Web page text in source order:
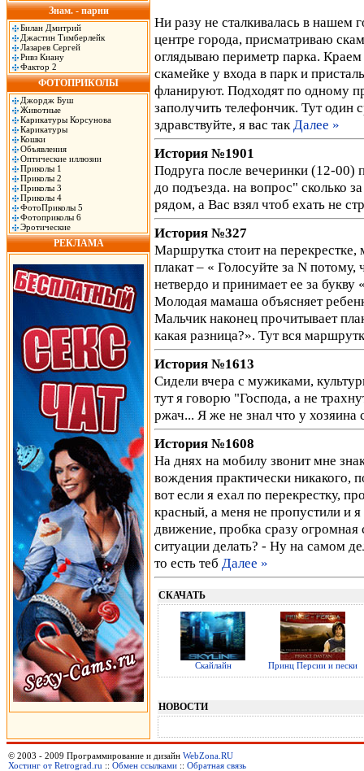
Знам. - парни
Билан Дмитрий
Джастин Тимберлейк
Лазарев Сергей
Ривз Киану
Фактор 2
ФОТОПРИКОЛЫ
Джордж Буш
Животные
Карикатуры Корсунова
Карикатуры
Кошки
Объявления
Оптические иллюзии
Приколы 1
Приколы 2
Приколы 3
Приколы 4
ФотоПриколы 5
Фотоприколы 6
Эротические
РЕКЛАМА
Ни разу не сталкивалась в нашем
центре города, присматриваю
оглядываю периметр парка.
скамейке у входа в парк и
фланируют. Подходят по одному
заполучить телефончик. Тут
здравствуйте, я вас такДалее »
История №1901
Подруга после вечеринки (12-00)
до подъезда. на вопрос" сколько
рядом, а Вас взял чтоб ехать не
История №327
Маршрутка стоит на
плакат – « Голосуйте за N
нетвердо и принимает ее за
Молодая мамаша объясняет
Мальчик наконец прочитывает
какая разница?». Тут вся
История №1613
Cидели вчера с мужиками,
тут я говорю "Господа, а не
ржач... Я же не знал что у хозяина
История №1608
На днях на мобилу звонит мне
вождения практически
вот если я ехал по перекрестку,
красный, а меня не пропустили и я
движение, пробка сразу огромная
ситуации делать? - Ну на самом
то есть теб Далее »
СКАЧАТЬ
Скайлайн Принц Персии и пески
НОВОСТИ
© 2003 - 2009 Программирование и дизайн WebZona.RU
Хостинг от Retrograd.ru :: Обмен ссылками :: Обратная связь